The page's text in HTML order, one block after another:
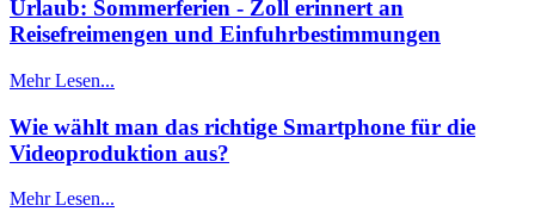
Urlaub: Sommerferien - Zoll erinnert an
Reisefreimengen und Einfuhrbestimmungen
Mehr Lesen...
Wie wählt man das richtige Smartphone für die
Videoproduktion aus?
Mehr Lesen...